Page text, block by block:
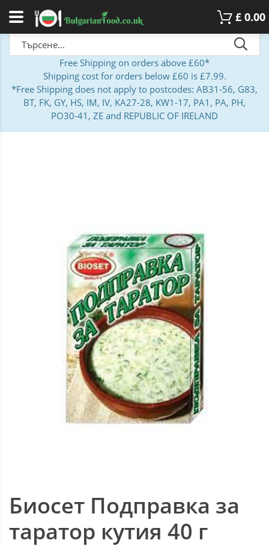
£ 0.00
Free Shipping on orders above £60*
Shipping cost for orders below £60 is £7.99.
*Free Shipping does not apply to postcodes: AB31-56, G83,
BT, FK, GY, HS, IM, IV, KA27-28, KW1-17, PA1, PA, PH,
PO30-41, ZE and REPUBLIC OF IRELAND
Биосет Подправка за
таратор кутия 40 г